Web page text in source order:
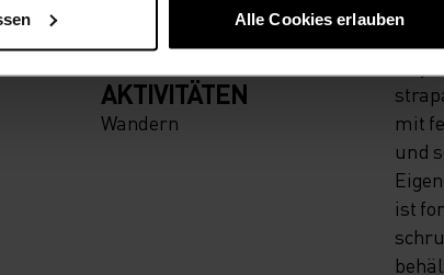
Alle Cookies erlauben
HOCHINTENSIVE
AKTIVITÄTEN
Wandern
mit
und
ist